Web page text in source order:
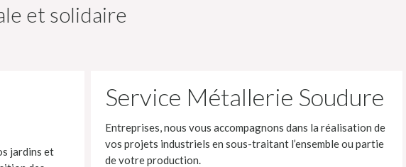
et solidaire
jardins et
Service Métallerie Soudure
Entreprises, nous vous accompagnons dans la réalisation de
vos projets industriels en sous-traitant l’ensemble ou partie
de votre production.